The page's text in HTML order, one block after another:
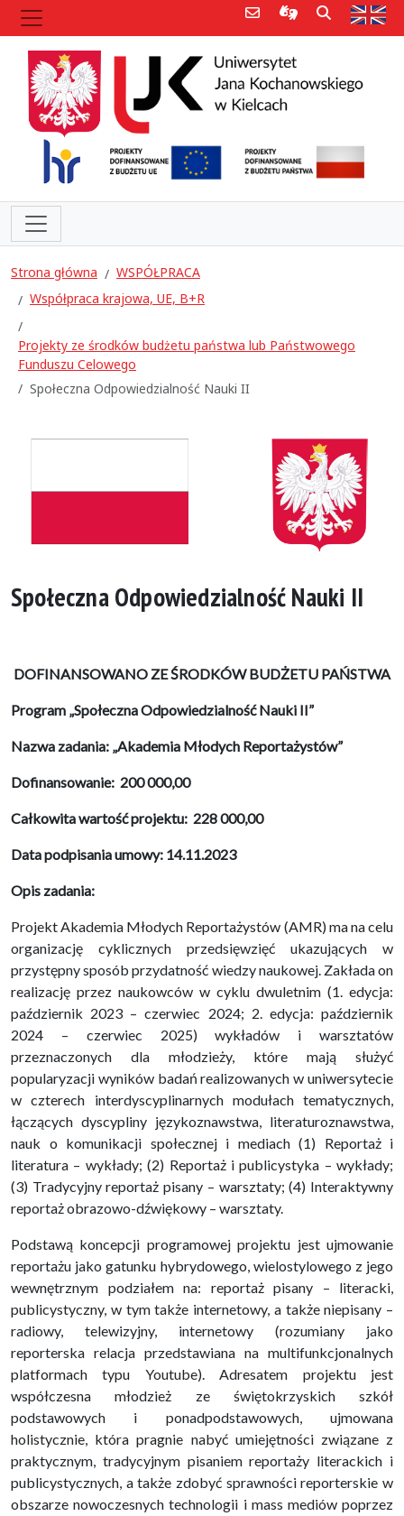
Poczta e-mailInformacje dla
Szukaj
Strona główna
WSPÓŁPRACA
Współpraca krajowa, UE, B+R
Projekty ze środków budżetu państwa lub Państwowego
Funduszu Celowego
Społeczna Odpowiedzialność Nauki II
Społeczna Odpowiedzialność Nauki II
DOFINANSOWANO ZEŚRODKÓW BUDŻETU PAŃSTWA
Program „Społeczna Odpowiedzialność Nauki II”
Nazwa zadania: „Akademia Młodych Reportażystów”
Dofinansowanie: 200 000,00
Całkowita wartość projektu: 228 000,00
Data podpisania umowy: 14.11.2023
Opis zadania:
Projekt Akademia Młodych Reportażystów (AMR) ma na celu
organizację cyklicznych przedsięwzięć ukazujących w
przystępny sposób przydatność wiedzy naukowej. Zakłada on
realizację przez naukowców w cyklu dwuletnim (1. edycja:
październik 2023 – czerwiec 2024; 2. edycja: październik
2024 – czerwiec 2025) wykładów i warsztatów
przeznaczonych dla młodzieży, które mają służyć
popularyzacji wyników badań realizowanych w uniwersytecie
w czterech interdyscyplinarnych modułach tematycznych,
łączących dyscypliny językoznawstwa, literaturoznawstwa,
nauk o komunikacji społecznej i mediach (1) Reportaż i
literatura – wykłady; (2) Reportaż i publicystyka – wykłady;
(3) Tradycyjny reportaż pisany – warsztaty; (4) Interaktywny
reportaż obrazowo-dźwiękowy – warsztaty.
Podstawą koncepcji programowej projektu jest ujmowanie
reportażu jako gatunku hybrydowego, wielostylowego z jego
wewnętrznym podziałem na: reportaż pisany – literacki,
publicystyczny, w tym także internetowy, a także niepisany –
radiowy, telewizyjny, internetowy (rozumiany jako
reporterska relacja przedstawiana na multifunkcjonalnych
platformach typu Youtube). Adresatem projektu jest
współczesna młodzież ze świętokrzyskich szkół
podstawowych i ponadpodstawowych, ujmowana
holistycznie, która pragnie nabyć umiejętności związane z
praktycznym, tradycyjnym pisaniem reportaży literackich i
publicystycznych, a także zdobyć sprawności reporterskie w
obszarze nowoczesnych technologii i mass mediów poprzez